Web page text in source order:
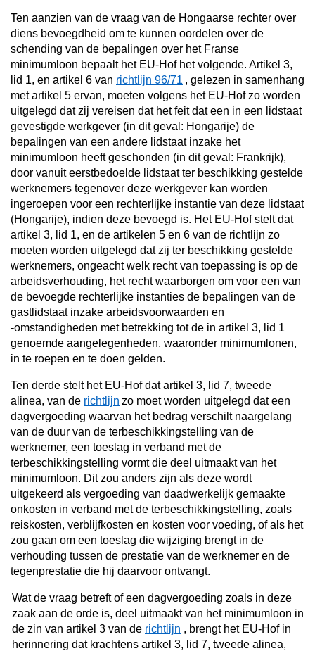
Ten aanzien van de vraag van de Hongaarse rechter over
diens bevoegdheid om te kunnen oordelen over de
schending van de bepalingen over het Franse
minimumloon bepaalt het EU-Hof het volgende. Artikel 3,
lid 1, en artikel 6 van richtlijn 96/71 , gelezen in samenhang
met artikel 5 ervan, moeten volgens het EU-Hof zo worden
uitgelegd dat zij vereisen dat het feit dat een in een lidstaat
gevestigde werkgever (in dit geval: Hongarije) de
bepalingen van een andere lidstaat inzake het
minimumloon heeft geschonden (in dit geval: Frankrijk),
door vanuit eerstbedoelde lidstaat ter beschikking gestelde
werknemers tegenover deze werkgever kan worden
ingeroepen voor een rechterlijke instantie van deze lidstaat
(Hongarije), indien deze bevoegd is. Het EU-Hof stelt dat
artikel 3, lid 1, en de artikelen 5 en 6 van de richtlijn zo
moeten worden uitgelegd dat zij ter beschikking gestelde
werknemers, ongeacht welk recht van toepassing is op de
arbeidsverhouding, het recht waarborgen om voor een van
de bevoegde rechterlijke instanties de bepalingen van de
gastlidstaat inzake arbeidsvoorwaarden en
‑omstandigheden met betrekking tot de in artikel 3, lid 1
genoemde aangelegenheden, waaronder minimumlonen,
in te roepen en te doen gelden.
Ten derde stelt het EU-Hof dat artikel 3, lid 7, tweede
alinea, van de richtlijn zo moet worden uitgelegd dat een
dagvergoeding waarvan het bedrag verschilt naargelang
van de duur van de terbeschikkingstelling van de
werknemer, een toeslag in verband met de
terbeschikkingstelling vormt die deel uitmaakt van het
minimumloon. Dit zou anders zijn als deze wordt
uitgekeerd als vergoeding van daadwerkelijk gemaakte
onkosten in verband met de terbeschikkingstelling, zoals
reiskosten, verblijfkosten en kosten voor voeding, of als het
zou gaan om een toeslag die wijziging brengt in de
verhouding tussen de prestatie van de werknemer en de
tegenprestatie die hij daarvoor ontvangt.
Wat de vraag betreft of een dagvergoeding zoals in deze
zaak aan de orde is, deel uitmaakt van het minimumloon in
de zin van artikel 3 van de richtlijn , brengt het EU-Hof in
herinnering dat krachtens artikel 3, lid 7, tweede alinea,